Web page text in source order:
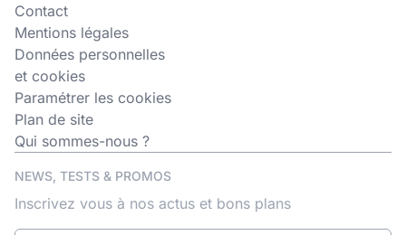
Contact
Mentions légales
Données personnelles
et cookies
Paramétrer les cookies
Plan de site
Qui sommes-nous ?
NEWS, TESTS & PROMOS
Inscrivez vous à nos actus et bons plans